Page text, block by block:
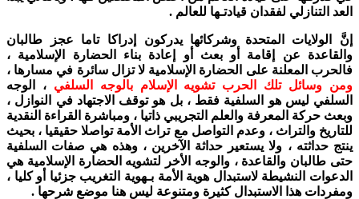
العد التنازلي لفقدان قيادتـها للعالم .
إنَّ الولايات المتحدة وشركائها يدركون إدراكا تاما عجز طالبان
والقاعدة عن إقامة أو بعث أو إعادة بناء الحضارة الإسلامية ،
فالحرب المعلنة على الحضارة الإسلامية لا تزال سائرة في مسارها ،
ومن وسائل تلك الحرب تشويه الإسلام بالوجه السلفي ، الوجه
السلفي ليس هو السلفية فقط ، بل هو توقف الاجتهاد في النوازل ،
وبعث حركة المعرفة والعلم التجريبي ذاتيا ، ومباشرة القراءة النقدية
للتاريخ والتراث ، وعدم التواصل مع تراث الأمة تواصلا حقيقيا ، بحيث
ينتج حداثته ، ولا يستعير حداثة الآخرين ، وهذه هي صفات السلفية
حتى طالبان والقاعدة ، والوجه الأخر لتشويه الحضارة الإسلامية هي
الدعوات النشيطة لاستبدال هوية الأمة بـهوية التغريب جزئيا أو كليا ،
ومفردات هذا الاستبدال كثيرة ومتنوعة ليس هنا موضع شرحها .